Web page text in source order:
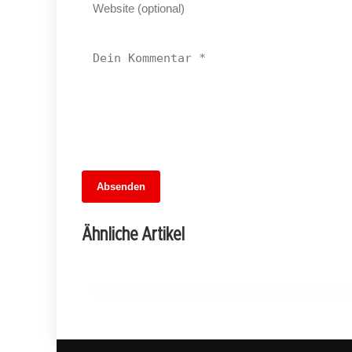
Absenden
Ähnliche Artikel
MuseumsMeileMitte: Berlins neues
kulturelles Herz schlägt am